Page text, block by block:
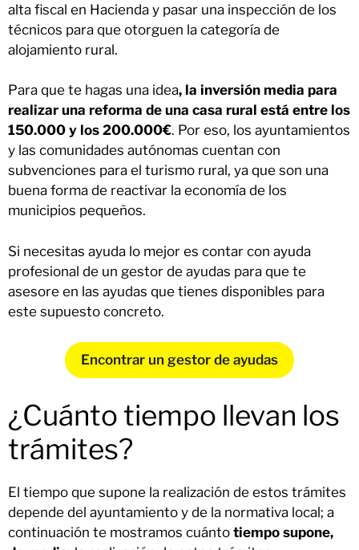
alta fiscal en Hacienda y pasar una inspección de los
técnicos para que otorguen la categoría de
alojamiento rural.
Para que te hagas una idea, la inversión media para
realizar una reforma de una casa rural está entre los
150.000 y los 200.000€. Por eso, los ayuntamientos
y las comunidades autónomas cuentan con
subvenciones para el turismo rural, ya que son una
buena forma de reactivar la economía de los
municipios pequeños.
Si necesitas ayuda lo mejor es contar con ayuda
profesional de un gestor de ayudas para que te
asesore en las ayudas que tienes disponibles para
este supuesto concreto.
Encontrar un gestor de ayudas
¿Cuánto tiempo llevan los
trámites?
El tiempo que supone la realización de estos trámites
depende del ayuntamiento y de la normativa local; a
continuación te mostramos cuánto tiempo supone,